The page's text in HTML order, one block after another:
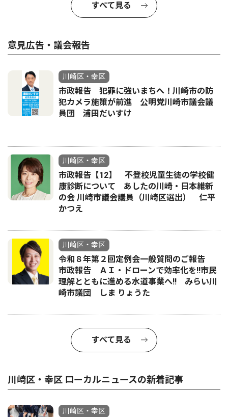
すべて見る
意見広告・議会報告
川崎区・幸区
市政報告 犯罪に強いまちへ！川崎市の防
犯カメラ施策が前進 公明党川崎市議会議
員団 浦田だいすけ
川崎区・幸区
市政報告【12】 不登校児童生徒の学校健
康診断について あしたの川崎・日本維新
の会 川崎市議会議員（川崎区選出） 仁平
かつえ
川崎区・幸区
令和８年第２回定例会一般質問のご報告
市政報告 ＡＩ・ドローンで効率化を!!市民
理解とともに進める水道事業へ!! みらい川
崎市議団 しま りょうた
すべて見る
川崎区・幸区 ローカルニュースの新着記事
川崎区・幸区